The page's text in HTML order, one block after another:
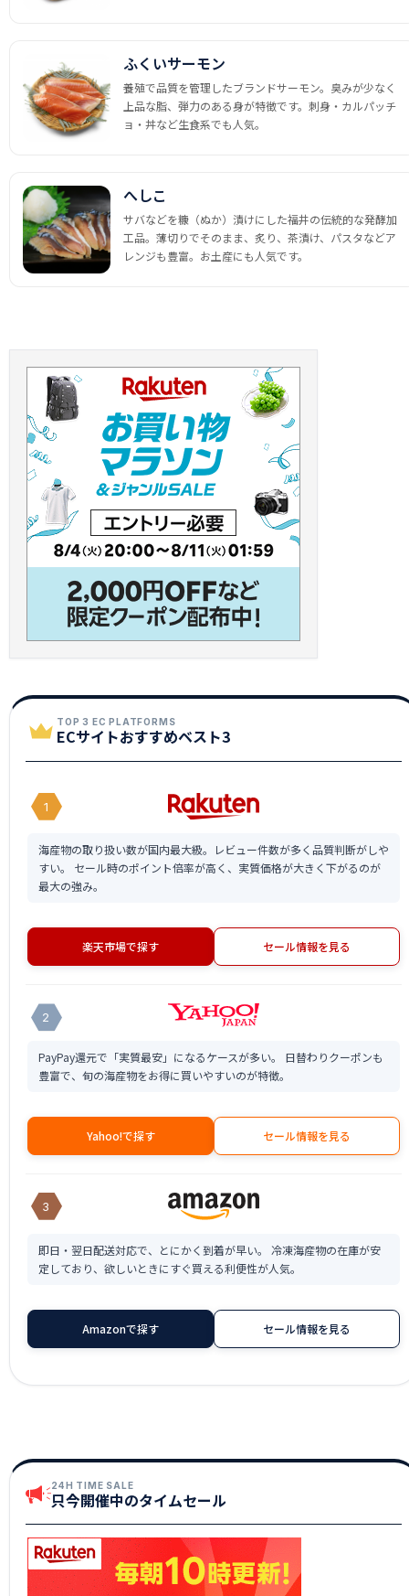
ふくいサーモン
養殖で品質を管理したブランドサーモン。臭みが少なく
上品な脂、弾力のある身が特徴です。刺身・カルパッチ
ョ・丼など生食系でも人気。
へしこ
サバなどを糠（ぬか）漬けにした福井の伝統的な発酵加
工品。薄切りでそのまま、炙り、茶漬け、パスタなどア
レンジも豊富。お土産にも人気です。
TOP 3 EC PLATFORMS
ECサイトおすすめベスト3
1
海産物の取り扱い数が国内最大級。レビュー件数が多く品質判断がしや
すい。 セール時のポイント倍率が高く、実質価格が大きく下がるのが
最大の強み。
楽天市場で探す セール情報を見る
2
PayPay還元で「実質最安」になるケースが多い。 日替わりクーポンも
豊富で、旬の海産物をお得に買いやすいのが特徴。
Yahoo!で探す セール情報を見る
3
即日・翌日配送対応で、とにかく到着が早い。 冷凍海産物の在庫が安
定しており、欲しいときにすぐ買える利便性が人気。
Amazonで探す セール情報を見る
24H TIME SALE
只今開催中のタイムセール